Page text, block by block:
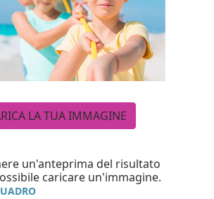
LA TUA IMMAGINE
un'anteprima del risultato
caricare un'immagine.